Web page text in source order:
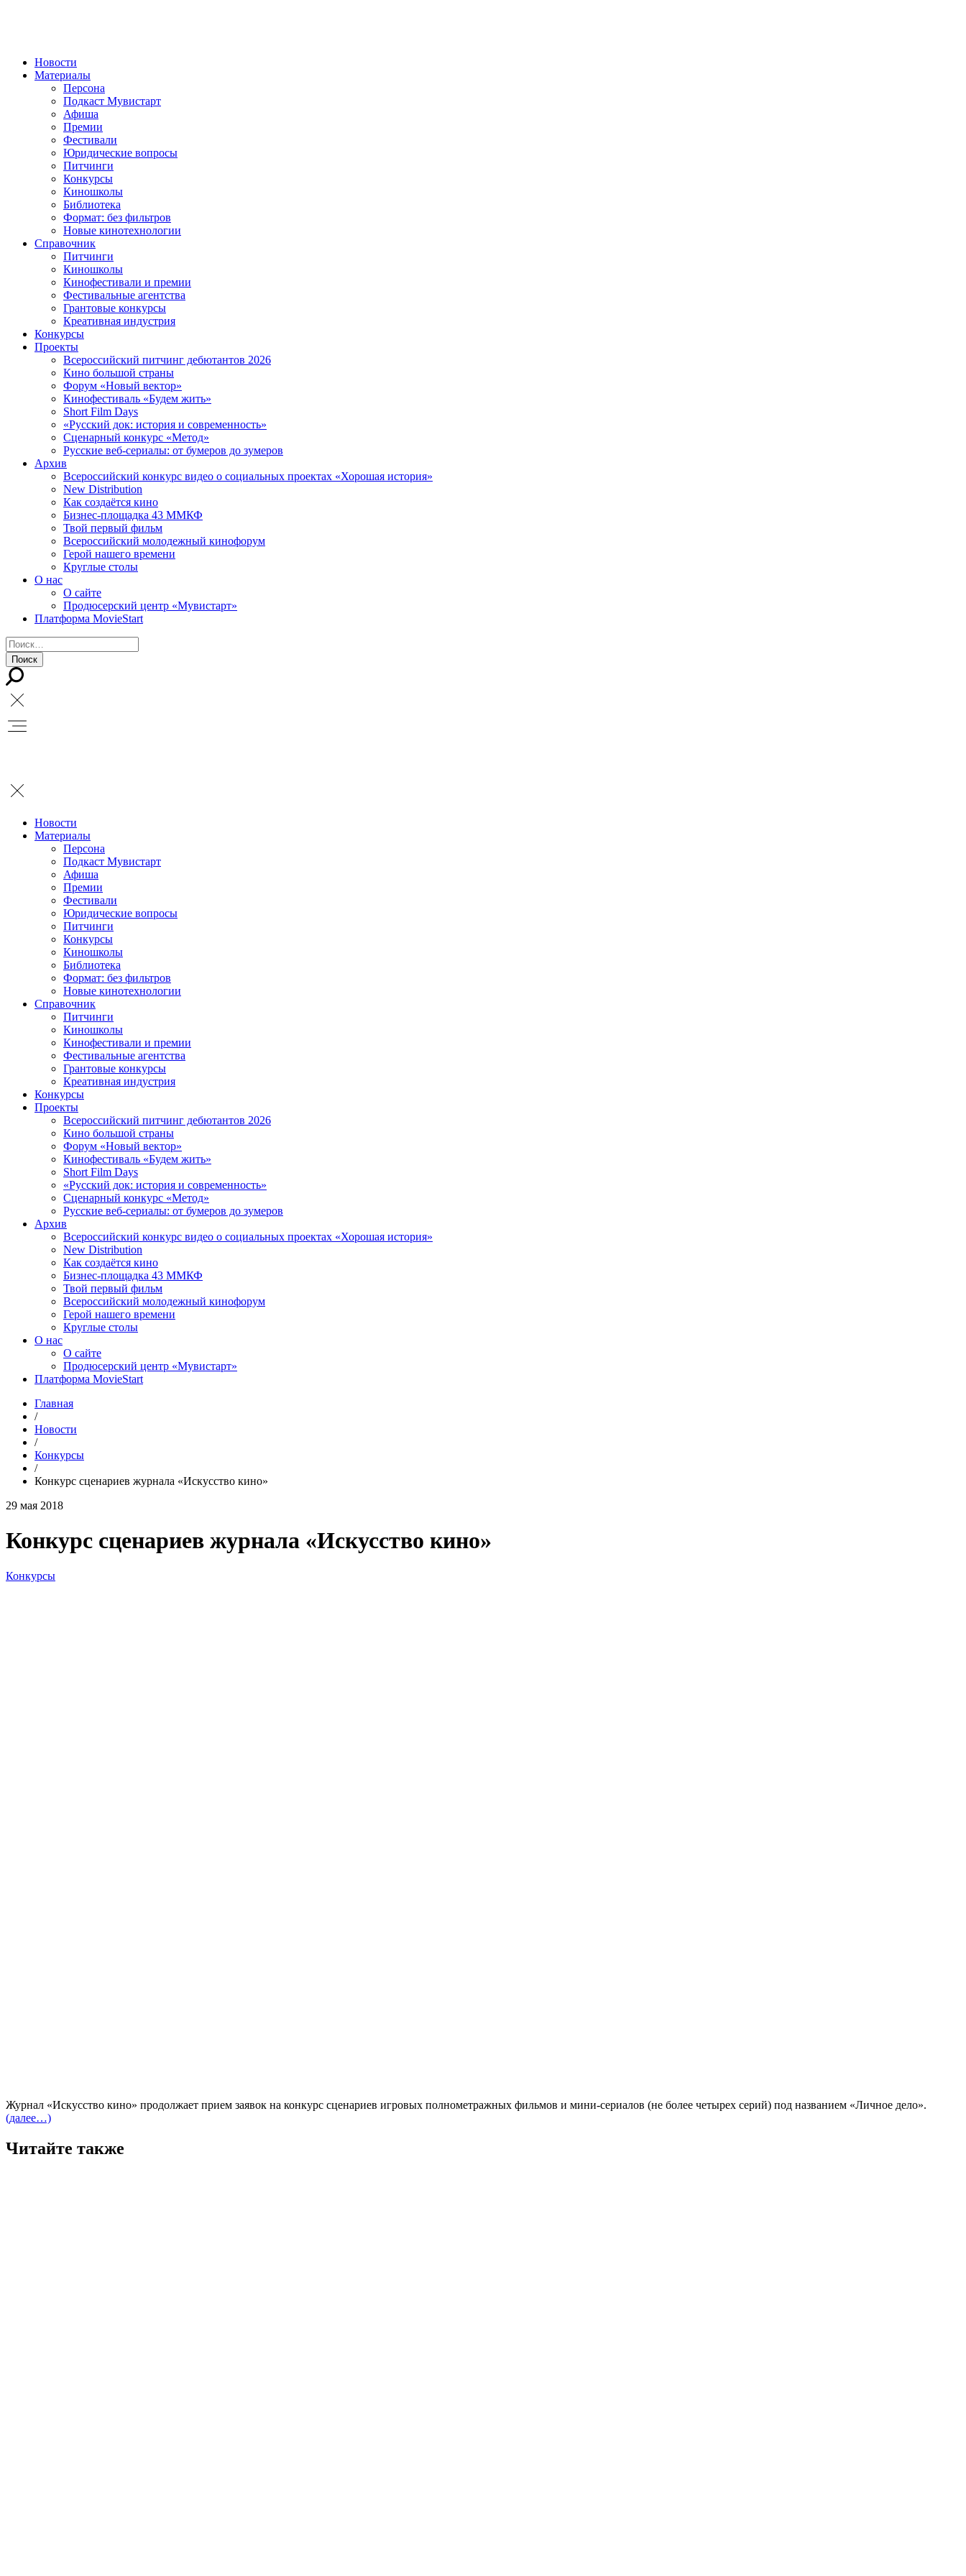
Новости
Материалы
Персона
Подкаст Мувистарт
Афиша
Премии
Фестивали
Юридические вопросы
Питчинги
Конкурсы
Киношколы
Библиотека
Формат: без фильтров
Новые кинотехнологии
Справочник
Питчинги
Киношколы
Кинофестивали и премии
Фестивальные агентства
Грантовые конкурсы
Креативная индустрия
Конкурсы
Проекты
Всероссийский питчинг дебютантов 2026
Кино большой страны
Форум «Новый вектор»
Кинофестиваль «Будем жить»
Short Film Days
«Русский док: история и современность»
Сценарный конкурс «Метод»
Русские веб-сериалы: от бумеров до зумеров
Архив
Всероссийский конкурс видео о социальных проектах «Хорошая история»
New Distribution
Как создаётся кино
Бизнес-площадка 43 ММКФ
Твой первый фильм
Всероссийский молодежный кинофорум
Герой нашего времени
Круглые столы
О нас
О сайте
Продюсерский центр «Мувистарт»
Платформа MovieStart
Новости
Материалы
Персона
Подкаст Мувистарт
Афиша
Премии
Фестивали
Юридические вопросы
Питчинги
Конкурсы
Киношколы
Библиотека
Формат: без фильтров
Новые кинотехнологии
Справочник
Питчинги
Киношколы
Кинофестивали и премии
Фестивальные агентства
Грантовые конкурсы
Креативная индустрия
Конкурсы
Проекты
Всероссийский питчинг дебютантов 2026
Кино большой страны
Форум «Новый вектор»
Кинофестиваль «Будем жить»
Short Film Days
«Русский док: история и современность»
Сценарный конкурс «Метод»
Русские веб-сериалы: от бумеров до зумеров
Архив
Всероссийский конкурс видео о социальных проектах «Хорошая история»
New Distribution
Как создаётся кино
Бизнес-площадка 43 ММКФ
Твой первый фильм
Всероссийский молодежный кинофорум
Герой нашего времени
Круглые столы
О нас
О сайте
Продюсерский центр «Мувистарт»
Платформа MovieStart
Главная
/
Новости
/
Конкурсы
/
Конкурс сценариев журнала «Искусство кино»
29 мая 2018
Конкурс сценариев журнала «Искусство кино»
Конкурсы
Журнал «Искусство кино» продолжает прием заявок на конкурс сценариев игровых полнометражных фильмов и мини-сериалов (не более четырех серий) под названием «Личное дело».
(далее…)
Читайте также